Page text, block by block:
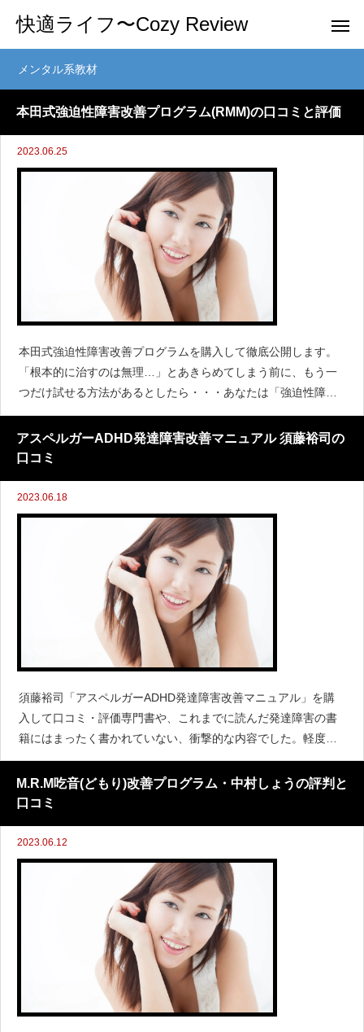
快適ライフ〜Cozy Review
メンタル系教材
本田式強迫性障害改善プログラム(RMM)の口コミと評価
2023.06.25
本田式強迫性障害改善プログラムを購入して徹底公開します。
「根本的に治すのは無理…」とあきらめてしまう前に、もう一
つだけ試せる方法があるとしたら・・・あなたは「強迫性障
害」や「強迫神経症」と診断されクスリやカウンセリングを続
けているにもかかわらず一向に改
アスペルガーADHD発達障害改善マニュアル 須藤裕司の
口コミ
2023.06.18
須藤裕司「アスペルガーADHD発達障害改善マニュアル」を購
入して口コミ・評価専門書や、これまでに読んだ発達障害の書
籍にはまったく書かれていない、衝撃的な内容でした。軽度の
アスペルガーと診断された娘(小学校6年生)をもつ私(父親)がこ
れから我が子と接していく上で、何
M.R.M吃音(どもり)改善プログラム・中村しょうの評判と
口コミ
2023.06.12